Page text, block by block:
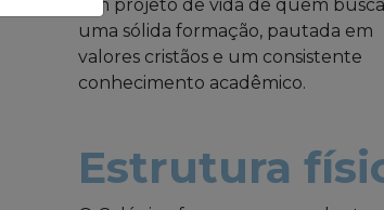
Um projeto de vida de quem busca
uma sólida formação, pautada em
valores cristãos e um consistente
conhecimento acadêmico.
Estrutura